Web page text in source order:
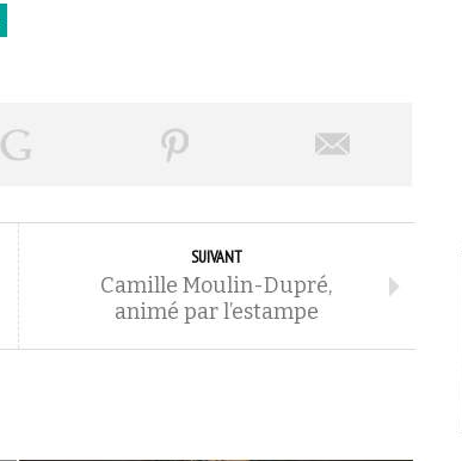
SUIVANT
Camille Moulin-Dupré,
animé par l’estampe